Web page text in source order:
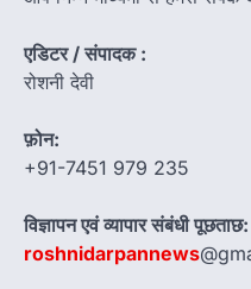
एडिटर / संपादक :
रोशनी देवी
फ़ोन:
+91-7451 979 235
विज्ञापन एवं व्यापार संबंधी पूछताछ:
roshnidarpannews